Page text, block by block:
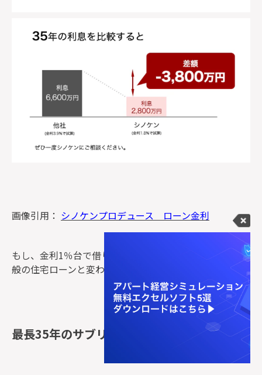
画像引用： シノケンプロデュース ローン金利
もし、金利1％台で借りられればラッキー。
これなら一
般の住宅ローンと変わらないですね。
最長35年のサブリースシステム